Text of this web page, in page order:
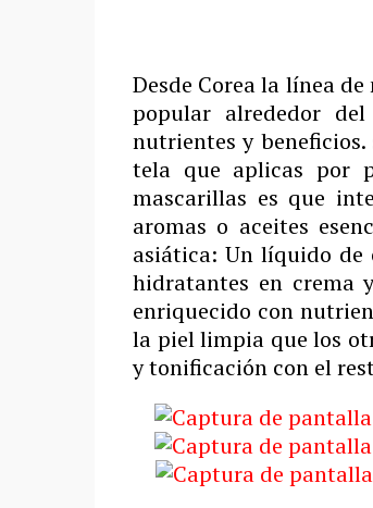
Desde Corea la línea
popular alrededor
nutrientes y
tela que aplicas por
mascarillas es que
aromas o aceites
asiática: Un líquido de
hidratantes en crema
enriquecido con
la piel limpia que los
y tonificación con el